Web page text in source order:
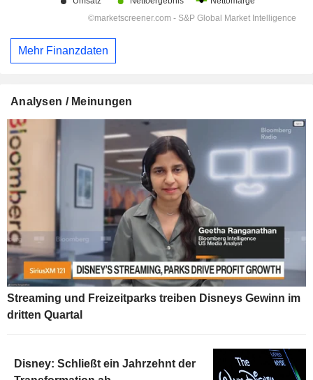
Mehr Finanzdaten
Analysen / Meinungen
Streaming und Freizeitparks treiben Disneys Gewinn im
dritten Quartal
Disney: Schließt ein Jahrzehnt der